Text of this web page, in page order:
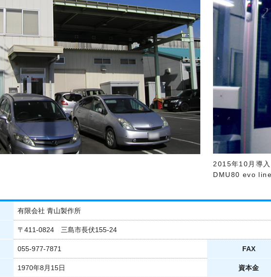
2015年10月導入
DMU80 evo
有限会社 青山製作所
〒411-0824 三島市長伏155-24
055-977-7871 FAX
1970年8月15日 資本金